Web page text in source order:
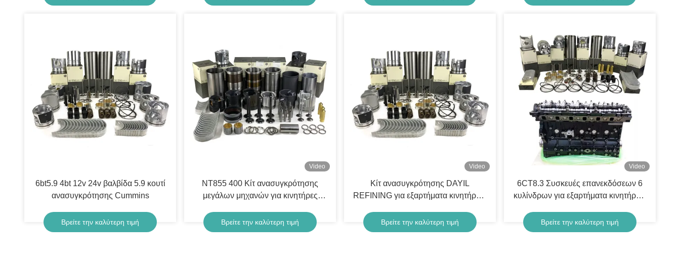
6bt5.9 4bt 12v 24v βαλβίδα 5.9 κουτί
ανασυγκρότησης Cummins
Βρείτε την καλύτερη τιμή
Video
NT855 400 Κίτ ανασυγκρότησης
μεγάλων μηχανών για κινητήρες
Βρείτε την καλύτερη τιμή
Video
Κίτ ανασυγκρότησης DAYIL
REFINING για εξαρτήματα κινητήρων
Βρείτε την καλύτερη τιμή
Video
6CT8.3 Συσκευές επανεκδόσεων 6
κυλίνδρων για εξαρτήματα κινητήρων
Βρείτε την καλύτερη τιμή